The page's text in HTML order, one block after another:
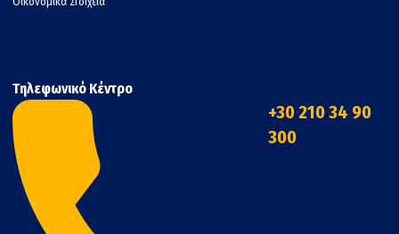
Τηλεφωνικό Κέντρο
+30 210 34 90
300